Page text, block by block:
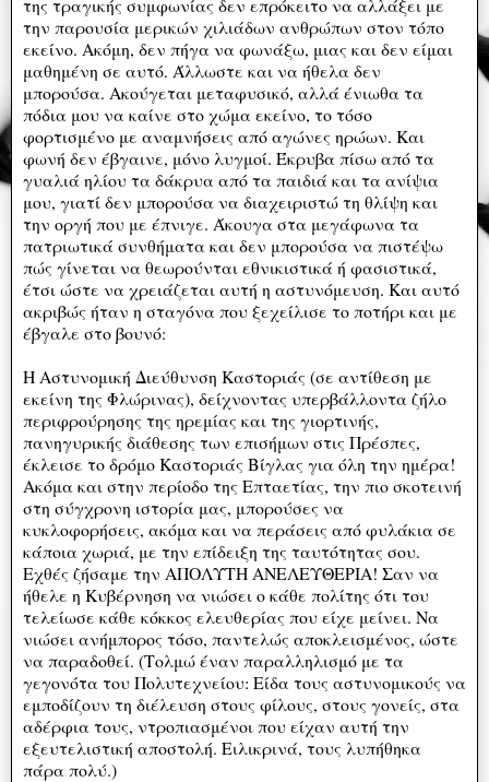
της τραγικής συμφωνίας δεν επρόκειτο να αλλάξει με
την παρουσία μερικών χιλιάδων ανθρώπων στον τόπο
εκείνο. Ακόμη, δεν πήγα να φωνάξω, μιας και δεν είμαι
μαθημένη σε αυτό. Άλλωστε και να ήθελα δεν
μπορούσα. Ακούγεται μεταφυσικό, αλλά ένιωθα τα
πόδια μου να καίνε στο χώμα εκείνο, το τόσο
φορτισμένο με αναμνήσεις από αγώνες ηρώων. Και
φωνή δεν έβγαινε, μόνο λυγμοί. Έκρυβα πίσω από τα
γυαλιά ηλίου τα δάκρυα από τα παιδιά και τα ανίψια
μου, γιατί δεν μπορούσα να διαχειριστώ τη θλίψη και
την οργή που με έπνιγε. Άκουγα στα μεγάφωνα τα
πατριωτικά συνθήματα και δεν μπορούσα να πιστέψω
πώς γίνεται να θεωρούνται εθνικιστικά ή φασιστικά,
έτσι ώστε να χρειάζεται αυτή η αστυνόμευση. Και αυτό
ακριβώς ήταν η σταγόνα που ξεχείλισε το ποτήρι και με
έβγαλε στο βουνό:
Η Αστυνομική Διεύθυνση Καστοριάς (σε αντίθεση με
εκείνη της Φλώρινας), δείχνοντας υπερβάλλοντα ζήλο
περιφρούρησης της ηρεμίας και της γιορτινής,
πανηγυρικής διάθεσης των επισήμων στις Πρέσπες,
έκλεισε το δρόμο Καστοριάς Βίγλας για όλη την ημέρα!
Ακόμα και στην περίοδο της Επταετίας, την πιο σκοτεινή
στη σύγχρονη ιστορία μας, μπορούσες να
κυκλοφορήσεις, ακόμα και να περάσεις από φυλάκια σε
κάποια χωριά, με την επίδειξη της ταυτότητας σου.
Εχθές ζήσαμε την ΑΠΟΛΥΤΗ ΑΝΕΛΕΥΘΕΡΙΑ! Σαν να
ήθελε η Κυβέρνηση να νιώσει ο κάθε πολίτης ότι του
τελείωσε κάθε κόκκος ελευθερίας που είχε μείνει. Να
νιώσει ανήμπορος τόσο, παντελώς αποκλεισμένος, ώστε
να παραδοθεί. (Τολμώ έναν παραλληλισμό με τα
γεγονότα του Πολυτεχνείου: Είδα τους αστυνομικούς να
εμποδίζουν τη διέλευση στους φίλους, στους γονείς, στα
αδέρφια τους, ντροπιασμένοι που είχαν αυτή την
εξευτελιστική αποστολή. Ειλικρινά, τους λυπήθηκα
πάρα πολύ.)